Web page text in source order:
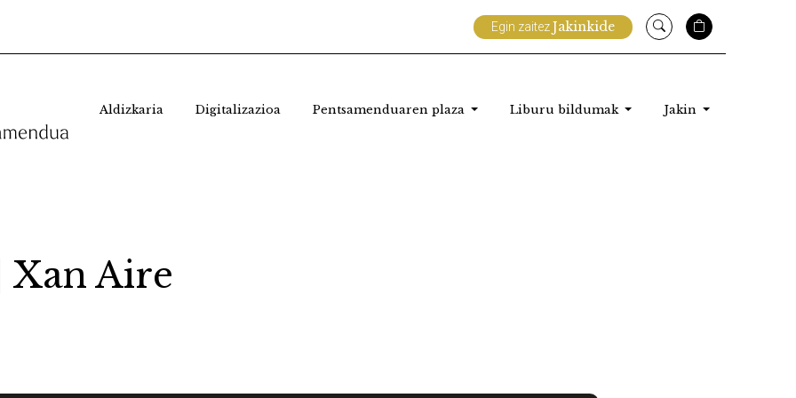
Egin zaitezJakinkide
Aldizkaria Digitalizazioa Pentsamenduaren plaza Liburu bildumak Jakin
Xan Aire